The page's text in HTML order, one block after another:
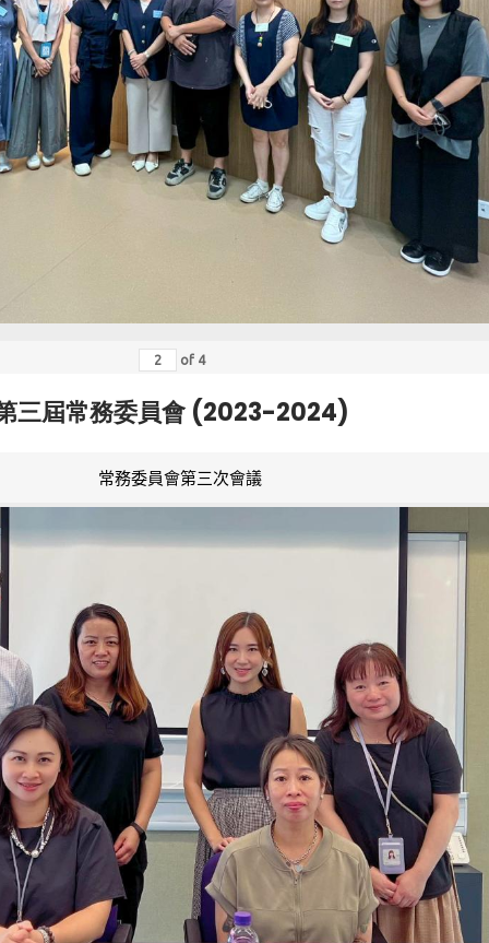
of 4
三屆常務委員會 (2023-2024)
常務委員會第三次會議